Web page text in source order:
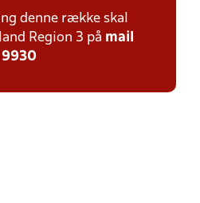
denne række skal
Region 3 på mail